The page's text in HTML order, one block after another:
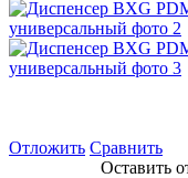
Отложить Сравнить
Оставить